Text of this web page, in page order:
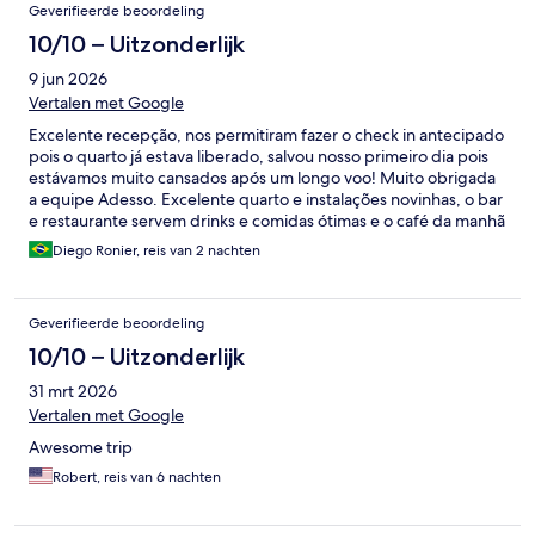
Geverifieerde beoordeling
10/10 – Uitzonderlijk
9 jun 2026
Vertalen met Google
Excelente recepção, nos permitiram fazer o check in antecipado
pois o quarto já estava liberado, salvou nosso primeiro dia pois
estávamos muito cansados após um longo voo! Muito obrigada
a equipe Adesso. Excelente quarto e instalações novinhas, o bar
e restaurante servem drinks e comidas ótimas e o café da manhã
pago à parte vale a pena pela comodidade e variedade.
Recomendo fortemente o hotel e quando voltar a Roma me
Diego Ronier, reis van 2 nachten
Geverifieerde beoordeling
10/10 – Uitzonderlijk
31 mrt 2026
Vertalen met Google
Awesome trip
Robert, reis van 6 nachten